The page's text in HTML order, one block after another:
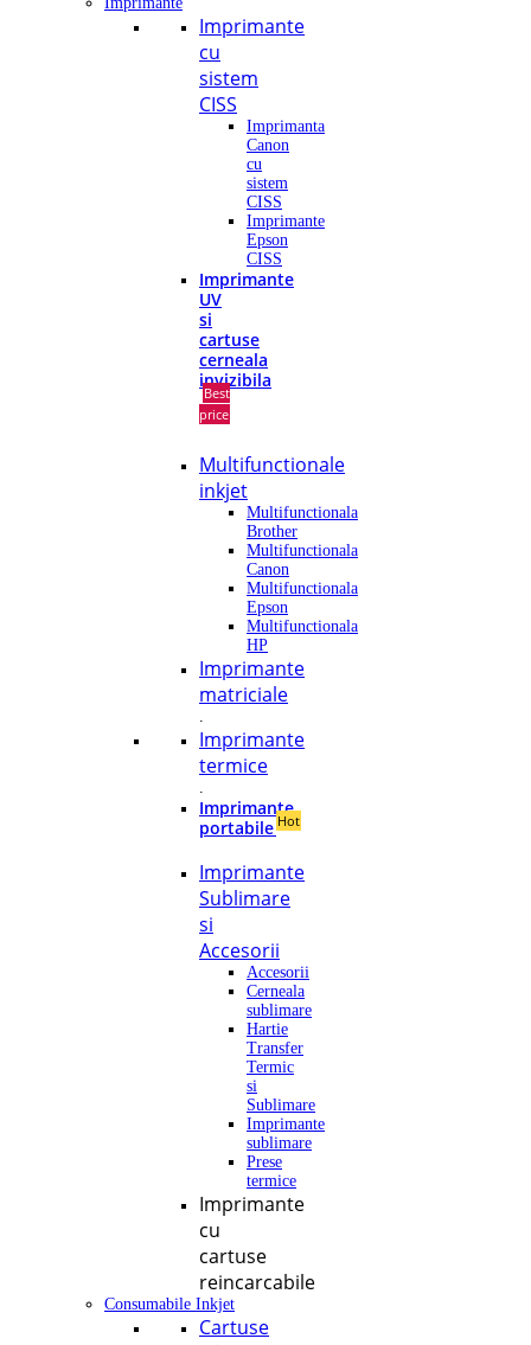
Imprimante
cu
sistem
CISS
Imprimanta
Canon
cu
sistem
CISS
Imprimante
Epson
CISS
Imprimante
UV
si
cartuse
cerneala
invizibila
Best
price
Multifunctionale
inkjet
Multifunctionala
Brother
Multifunctionala
Canon
Multifunctionala
Epson
Multifunctionala
HP
Imprimante
matriciale
.
Imprimante
termice
.
Imprimante
portabile Hot
Imprimante
Sublimare
si
Accesorii
Accesorii
Cerneala
sublimare
Hartie
Transfer
Termic
si
Sublimare
Imprimante
sublimare
Prese
termice
Imprimante
cu
cartuse
reincarcabile
Consumabile Inkjet
Cartuse